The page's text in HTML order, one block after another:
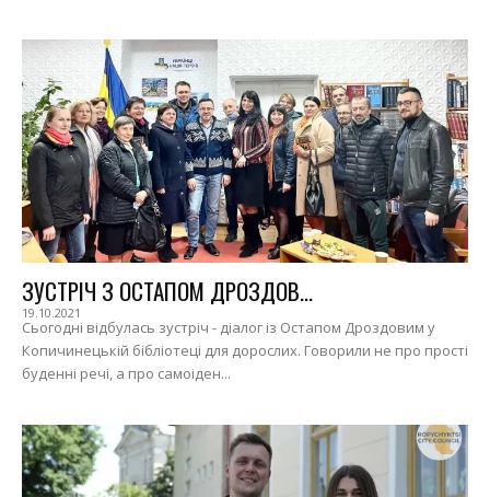
ЗУСТРІЧ З ОСТАПОМ ДРОЗДОВ...
19.10.2021
Сьогодні відбулась зустріч - діалог із Остапом Дроздовим у
Копичинецькій бібліотеці для дорослих. Говорили не про прості
буденні речі, а про самоіден...